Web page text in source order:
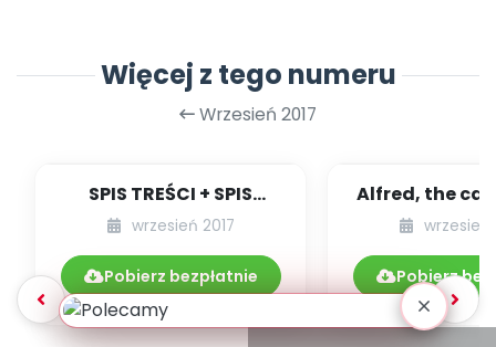
Więcej z tego numeru
Wrzesień 2017
SPIS TREŚCI + SPIS
POMOCY
9.192/2017
wrzesień 2017
Pobierz bezpłatnie
Alfred, the cat
the mouse -
wrzesień
Pobierz